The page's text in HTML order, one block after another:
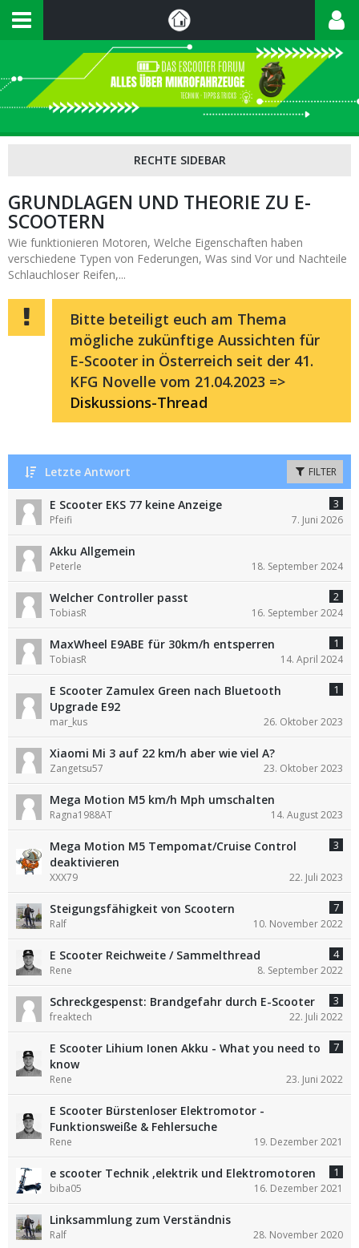
GRUNDLAGEN UND THEORIE ZU E-
SCOOTERN
Wie funktionieren Motoren, Welche Eigenschaften haben
verschiedene Typen von Federungen, Was sind Vor und Nachteile
Schlauchloser Reifen,...
Bitte beteiligt euch am Thema
mögliche zukünftige Aussichten für
E-Scooter in Österreich seit der 41.
KFG Novelle vom 21.04.2023 =>
Diskussions-Thread
Letzte Antwort FILTER
E Scooter EKS 77 keine Anzeige 3
Pfeifi 7. Juni 2026
Akku Allgemein
Peterle 18. September 2024
Welcher Controller passt 2
TobiasR 16. September 2024
MaxWheel E9ABE für 30km/h entsperren 1
TobiasR 14. April 2024
E Scooter Zamulex Green nach Bluetooth
Upgrade E92
1
mar_kus 26. Oktober 2023
Xiaomi Mi 3 auf 22 km/h aber wie viel A?
Zangetsu57 23. Oktober 2023
Mega Motion M5 km/h Mph umschalten
Ragna1988AT 14. August 2023
Mega Motion M5 Tempomat/Cruise Control
deaktivieren
3
XXX79 22. Juli 2023
Steigungsfähigkeit von Scootern 7
Ralf 10. November 2022
E Scooter Reichweite / Sammelthread 4
Rene 8. September 2022
Schreckgespenst: Brandgefahr durch E-Scooter 3
freaktech 22. Juli 2022
E Scooter Lihium Ionen Akku - What you need to
know
7
Rene 23. Juni 2022
E Scooter Bürstenloser Elektromotor -
Funktionsweiße & Fehlersuche
Rene 19. Dezember 2021
e scooter Technik ,elektrik und Elektromotoren 1
biba05 16. Dezember 2021
Linksammlung zum Verständnis
Ralf 28. November 2020